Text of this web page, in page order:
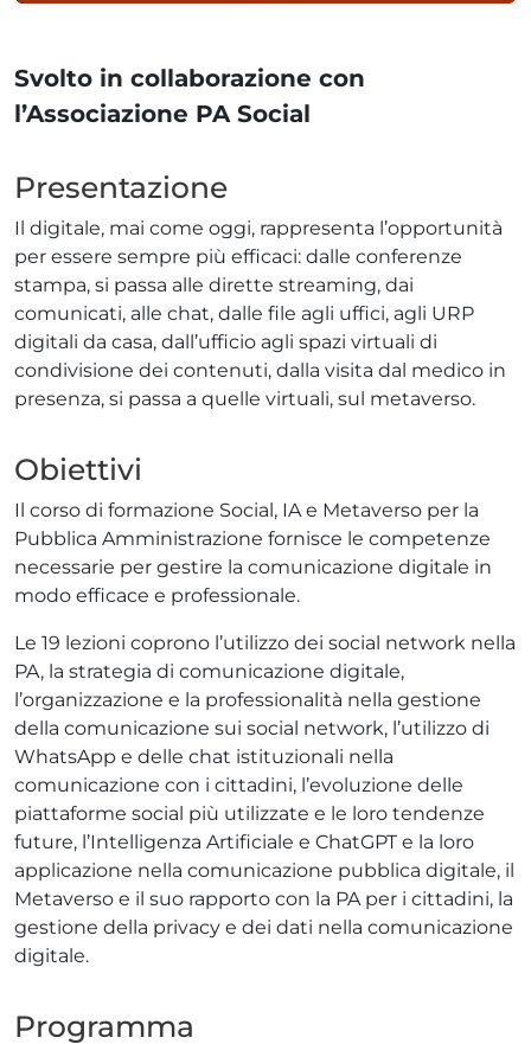
Svolto in collaborazione con
l’Associazione PA Social
Presentazione
Il digitale, mai come oggi, rappresenta l’opportunità
per essere sempre più efficaci: dalle conferenze
stampa, si passa alle dirette streaming, dai
comunicati, alle chat, dalle file agli uffici, agli URP
digitali da casa, dall’ufficio agli spazi virtuali di
condivisione dei contenuti, dalla visita dal medico in
presenza, si passa a quelle virtuali, sul metaverso.
Obiettivi
Il corso di formazione Social, IA e Metaverso per la
Pubblica Amministrazione fornisce le competenze
necessarie per gestire la comunicazione digitale in
modo efficace e professionale.
Le 19 lezioni coprono l’utilizzo dei social network nella
PA, la strategia di comunicazione digitale,
l’organizzazione e la professionalità nella gestione
della comunicazione sui social network, l’utilizzo di
WhatsApp e delle chat istituzionali nella
comunicazione con i cittadini, l’evoluzione delle
piattaforme social più utilizzate e le loro tendenze
future, l’Intelligenza Artificiale e ChatGPT e la loro
applicazione nella comunicazione pubblica digitale, il
Metaverso e il suo rapporto con la PA per i cittadini, la
gestione della privacy e dei dati nella comunicazione
digitale.
Programma